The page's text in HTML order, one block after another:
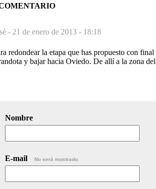
- 21 de enero de 2013 - 18:18
redondear la etapa que has propuesto con
y bajar hacia Oviedo. De allí a la zona
Nombre
E-mail No será mostrado.